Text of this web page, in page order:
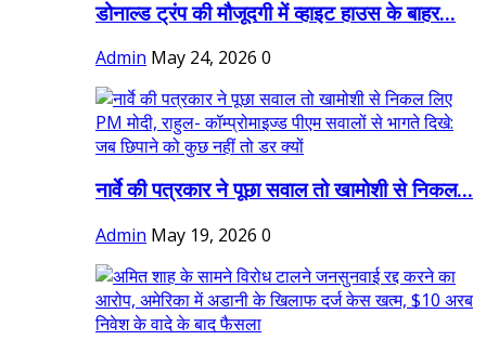
डोनाल्ड ट्रंप की मौजूदगी में व्हाइट हाउस के बाहर...
Admin May 24, 2026 0
नार्वे की पत्रकार ने पूछा सवाल तो खामोशी से निकल...
Admin May 19, 2026 0